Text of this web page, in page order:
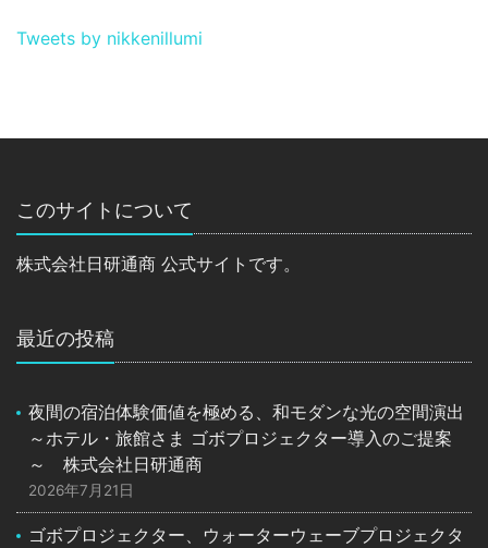
Tweets by nikkenillumi
このサイトについて
株式会社日研通商 公式サイトです。
最近の投稿
夜間の宿泊体験価値を極める、和モダンな光の空間演出
～ホテル・旅館さま ゴボプロジェクター導入のご提案
～ 株式会社日研通商
2026年7月21日
ゴボプロジェクター、ウォーターウェーブプロジェクタ